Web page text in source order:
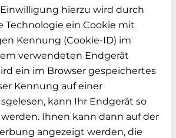
hierzu wird durch
Technologie ein Cookie mit
Kennung (Cookie-ID) im
verwendeten Endgerät
ein im Browser gespeichertes
Kennung auf einer
kann Ihr Endgerät so
Ihnen kann dann auf der
angezeigt werden, die